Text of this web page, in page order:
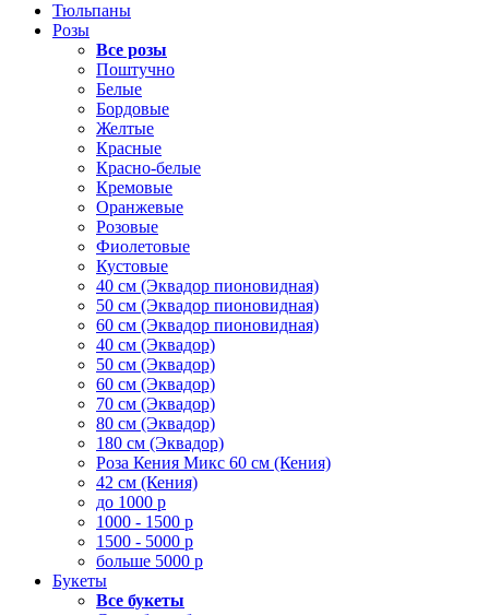
Тюльпаны
Розы
Все розы
Поштучно
Белые
Бордовые
Желтые
Красные
Красно-белые
Кремовые
Оранжевые
Розовые
Фиолетовые
Кустовые
40 см (Эквадор пионовидная)
50 см (Эквадор пионовидная)
60 см (Эквадор пионовидная)
40 см (Эквадор)
50 см (Эквадор)
60 см (Эквадор)
70 см (Эквадор)
80 см (Эквадор)
180 см (Эквадор)
Роза Кения Микс 60 см (Кения)
42 см (Кения)
до 1000 р
1000 - 1500 р
1500 - 5000 р
больше 5000 р
Букеты
Все букеты